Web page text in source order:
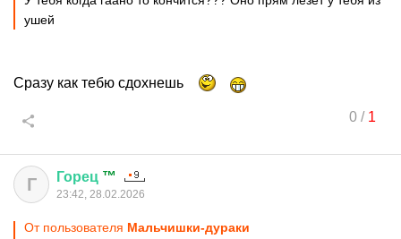
ушей
Сразу как тебю сдохнешь
0/ 1
Г Горец ™
23:42, 28.02.2026
От пользователя Мальчишки-дураки